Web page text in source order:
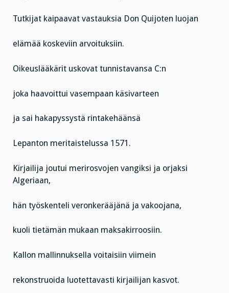
Tutkijat kaipaavat vastauksia Don Quijoten luojan
elämää koskeviin arvoituksiin.
Oikeuslääkärit uskovat tunnistavansa C:n
joka haavoittui vasempaan käsivarteen
ja sai hakapyssystä rintakehäänsä
Lepanton meritaistelussa 1571.
Kirjailija joutui merirosvojen vangiksi ja orjaksi
Algeriaan,
hän työskenteli veronkerääjänä ja vakoojana,
kuoli tietämän mukaan maksakirroosiin.
Kallon mallinnuksella voitaisiin viimein
rekonstruoida luotettavasti kirjailijan kasvot.